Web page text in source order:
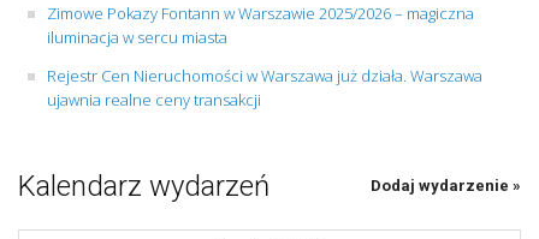
Zimowe Pokazy Fontann w Warszawie 2025/2026 – magiczna
iluminacja w sercu miasta
Rejestr Cen Nieruchomości w Warszawa już działa. Warszawa
ujawnia realne ceny transakcji
Kalendarz wydarzeń Dodaj wydarzenie »